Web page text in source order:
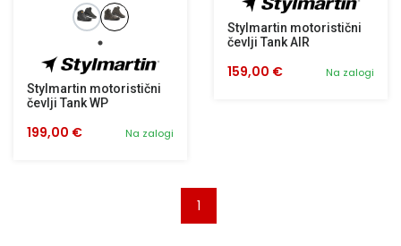
Stylmartin motoristični
čevlji Tank WP
Na zalogi
199,00 €
Stylmartin motoristični
čevlji Tank AIR
Na zalogi
159,00 €
1